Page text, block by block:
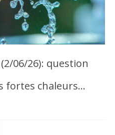
06/26): question
fortes chaleurs…